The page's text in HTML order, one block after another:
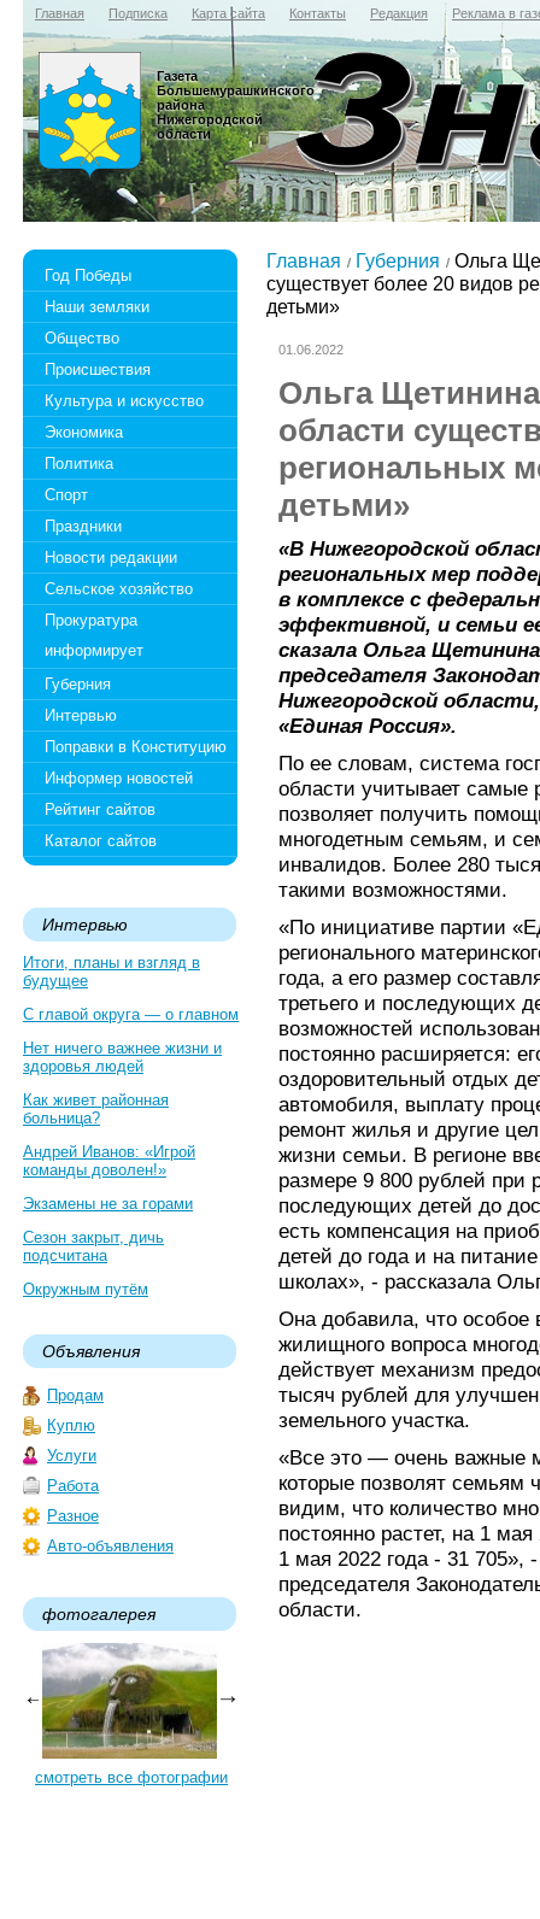
Главная Подписка Карта сайта Контакты Редакция Реклама в
Газета
Большемурашкинского
района
Нижегородской
области
Год Победы
Наши земляки
Общество
Происшествия
Культура и искусство
Экономика
Политика
Спорт
Праздники
Новости редакции
Сельское хозяйство
Прокуратура
информирует
Губерния
Интервью
Поправки в Конституцию
Информер новостей
Рейтинг сайтов
Каталог сайтов
Интервью
Итоги, планы и взгляд в
будущее
С главой округа — о главном
Нет ничего важнее жизни и
здоровья людей
Как живет районная
больница?
Андрей Иванов: «Игрой
команды доволен!»
Экзамены не за горами
Сезон закрыт, дичь
подсчитана
Окружным путём
Объявления
Продам
Куплю
Услуги
Работа
Разное
Авто-объявления
фотогалерея
смотреть все фотографии
Главная Губерния
Ольга
существует более 20 видов
детьми»
01.06.2022
Ольга
области
региональных
детьми»
«В Нижегородской
региональных мер
в комплексе с
эффективной, и семьи
сказала Ольга
председателя
Нижегородской
«Единая Россия».
По ее словам, система
области учитывает самые
позволяет получить
многодетным семьям, и
инвалидов. Более 280
такими возможностями.
«По инициативе партии
регионального
года, а его размер
третьего и последующих
возможностей
постоянно расширяется:
оздоровительный отдых
автомобиля, выплату
ремонт жилья и другие
жизни семьи. В регионе
размере 9 800 рублей при
последующих детей до
есть компенсация на
детей до года и на
школах», - рассказала
Она добавила, что особое
жилищного вопроса
действует механизм
тысяч рублей для
земельного участка.
«Все это — очень важные
которые позволят семьям
видим, что количество
постоянно растет, на 1
1 мая 2022 года - 31 705»,
председателя
области.